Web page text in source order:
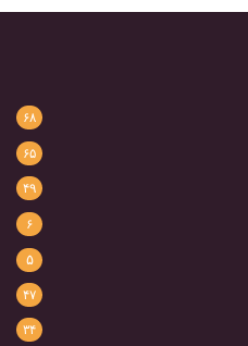
۶۸
۶۵
۴۹
۶
۵
۴۷
۳۴